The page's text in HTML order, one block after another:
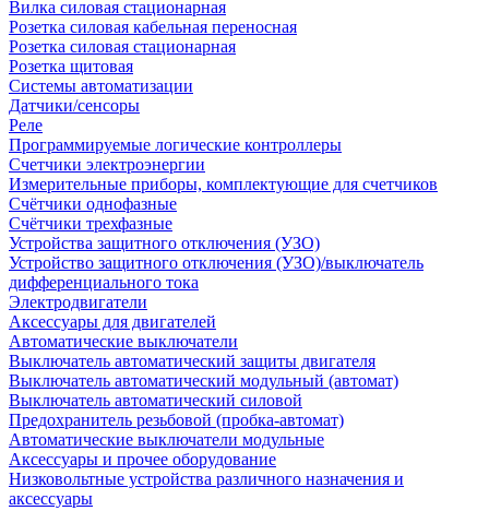
Вилка силовая стационарная
Розетка силовая кабельная переносная
Розетка силовая стационарная
Розетка щитовая
Системы автоматизации
Датчики/сенсоры
Реле
Программируемые логические контроллеры
Счетчики электроэнергии
Измерительные приборы, комплектующие для счетчиков
Счётчики однофазные
Счётчики трехфазные
Устройства защитного отключения (УЗО)
Устройство защитного отключения (УЗО)/выключатель
дифференциального тока
Электродвигатели
Аксессуары для двигателей
Автоматические выключатели
Выключатель автоматический защиты двигателя
Выключатель автоматический модульный (автомат)
Выключатель автоматический силовой
Предохранитель резьбовой (пробка-автомат)
Автоматические выключатели модульные
Аксессуары и прочее оборудование
Низковольтные устройства различного назначения и
аксессуары